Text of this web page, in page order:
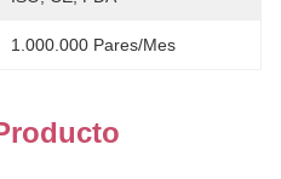
1.000.000 Pares/mes